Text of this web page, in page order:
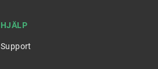
HJÄLP
Support